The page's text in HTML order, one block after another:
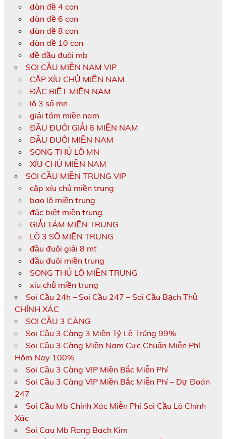
dàn đề 4 con
dàn đề 6 con
dàn đề 8 con
dàn đề 10 con
đề đầu đuôi mb
SOI CẦU MIỀN NAM VIP
CẶP XÍU CHỦ MIỀN NAM
ĐẶC BIỆT MIỀN NAM
lô 3 số mn
giải tám miền nam
ĐẦU ĐUÔI GIẢI 8 MIỀN NAM
ĐẦU ĐUÔI MIỀN NAM
SONG THỦ LÔ MN
XÍU CHỦ MIỀN NAM
SOI CẦU MIỀN TRUNG VIP
cặp xíu chủ miền trung
bao lô miền trung
đặc biệt miền trung
GIẢI TÁM MIỀN TRUNG
LÔ 3 SỐ MIỀN TRUNG
đầu đuôi giải 8 mt
đầu đuôi miền trung
SONG THỦ LÔ MIỀN TRUNG
xíu chủ miền trung
Soi Cầu 24h – Soi Cầu 247 – Soi Cầu Bạch Thủ
CHÍNH XÁC
SOI CẦU 3 CÀNG
Soi Cầu 3 Càng 3 Miền Tỷ Lệ Trúng 99%
Soi Cầu 3 Càng Miền Nam Cực Chuẩn Miễn Phí
Hôm Nay 100%
Soi Cầu 3 Càng VIP Miền Bắc Miễn Phí
Soi Cầu 3 Càng VIP Miền Bắc Miễn Phí – Dự Đoán
247
Soi Cầu Mb Chính Xác Miễn Phí Soi Cầu Lô Chính
Xác
Soi Cau Mb Rong Bach Kim